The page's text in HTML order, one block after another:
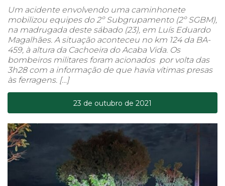
Um acidente envolvendo uma caminhonete
mobilizou equipes do 2º Subgrupamento (2º SGBM),
na madrugada deste sábado (23), em Luís Eduardo
Magalhães. A situação aconteceu no km 124 da BA-
459, à altura da Cachoeira do Acaba Vida. Os
bombeiros militares foram acionados por volta das
3h28 com a informação de que havia vítimas presas
às ferragens. […]
23 de outubro de 2021